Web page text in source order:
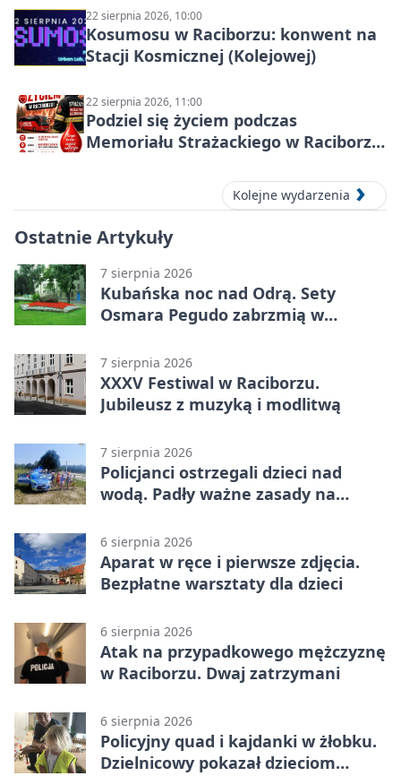
22 sierpnia 2026, 10:00
Kosumosu w Raciborzu: konwent na
Stacji Kosmicznej (Kolejowej)
22 sierpnia 2026, 11:00
Podziel się życiem podczas
Memoriału Strażackiego w Raciborzu
Kolejne wydarzenia
Ostatnie Artykuły
7 sierpnia 2026
Kubańska noc nad Odrą. Sety
Osmara Pegudo zabrzmią w
7 sierpnia 2026
XXXV Festiwal w Raciborzu.
Jubileusz z muzyką i modlitwą
7 sierpnia 2026
Policjanci ostrzegali dzieci nad
wodą. Padły ważne zasady na
6 sierpnia 2026
Aparat w ręce i pierwsze zdjęcia.
Bezpłatne warsztaty dla dzieci
6 sierpnia 2026
Atak na przypadkowego mężczyznę
w Raciborzu. Dwaj zatrzymani
6 sierpnia 2026
Policyjny quad i kajdanki w żłobku.
Dzielnicowy pokazał dzieciom